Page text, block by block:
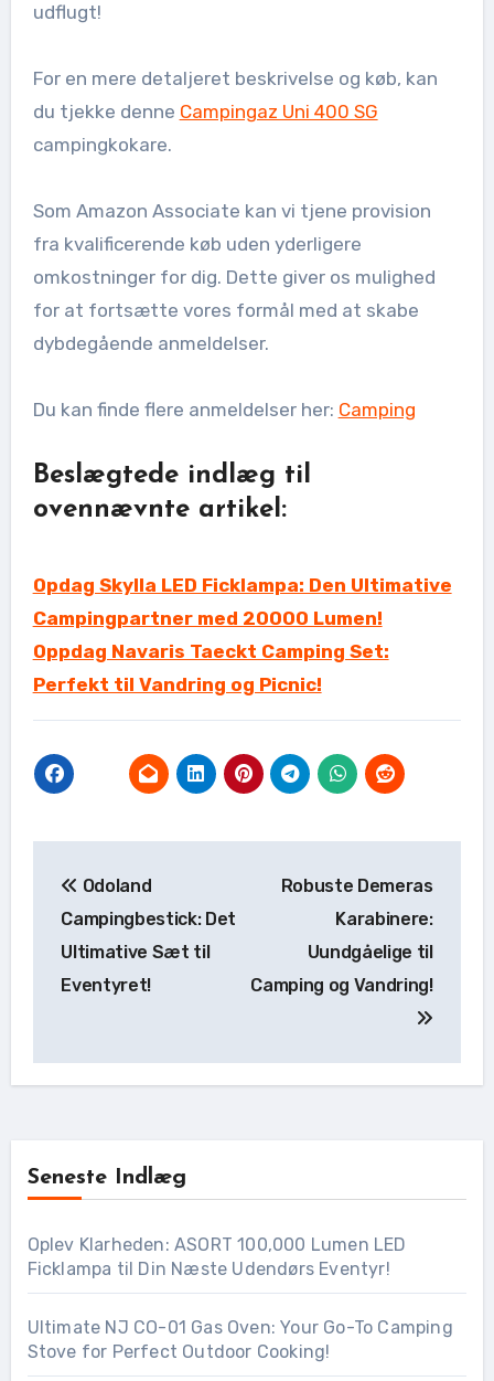
udflugt!
For en mere detaljeret beskrivelse og køb, kan
du tjekke denne Campingaz Uni 400 SG
campingkokare.
Som Amazon Associate kan vi tjene provision
fra kvalificerende køb uden yderligere
omkostninger for dig. Dette giver os mulighed
for at fortsætte vores formål med at skabe
dybdegående anmeldelser.
Du kan finde flere anmeldelser her: Camping
Beslægtede indlæg til
ovennævnte artikel:
Opdag Skylla LED Ficklampa: Den Ultimative
Campingpartner med 20000 Lumen!
Oppdag Navaris Taeckt Camping Set:
Perfekt til Vandring og Picnic!
Odoland
Campingbestick: Det
Ultimative Sæt til
Eventyret!
Robuste Demeras
Karabinere:
Uundgåelige til
Camping og Vandring!
Seneste Indlæg
Oplev Klarheden: ASORT 100,000 Lumen LED
Ficklampa til Din Næste Udendørs Eventyr!
Ultimate NJ CO-01 Gas Oven: Your Go-To Camping
Stove for Perfect Outdoor Cooking!